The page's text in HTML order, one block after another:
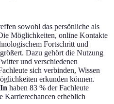
sowohl das persönliche als
Möglichkeiten, online Kontakte
Fortschritt und
Dazu gehört die Nutzung
und verschiedenen
sich verbinden, Wissen
erkunden können.
haben 83 % der Fachleute
Karrierechancen erheblich